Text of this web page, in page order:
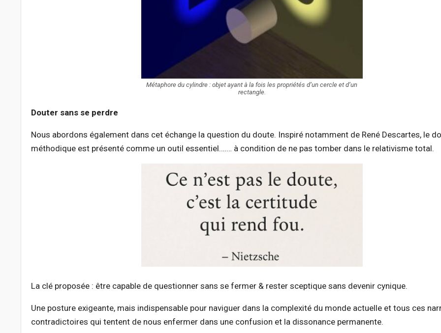
Métaphore du cylindre : objet ayant à la fois les propriétés d’un cercle et d’un
rectangle.
Douter sans se perdre
Nous abordons également dans cet échange la question du doute. Inspiré notamment de René Descartes, le
méthodique est présenté comme un outil essentiel….… à condition de ne pas tomber dans le relativisme total.
La clé proposée : être capable de questionner sans se fermer & rester sceptique sans devenir cynique.
Une posture exigeante, mais indispensable pour naviguer dans la complexité du monde actuelle et tous ces
contradictoires qui tentent de nous enfermer dans une confusion et la dissonance permanente.